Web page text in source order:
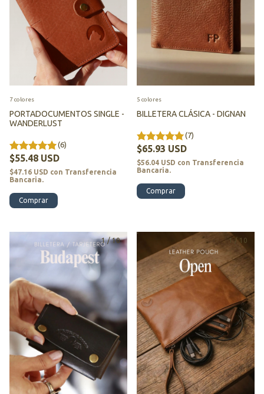
PORTADOCUMENTOS SINGLE -
WANDERLUST
(6)
$55.48 USD
$47.16 USD con Transferencia
Bancaria.
7 colores
Comprar
BILLETERA CLÁSICA - DIGNAN
(7)
$65.93 USD
$56.04 USD con Transferencia
Bancaria.
5 colores
Comprar
1/10 1/10